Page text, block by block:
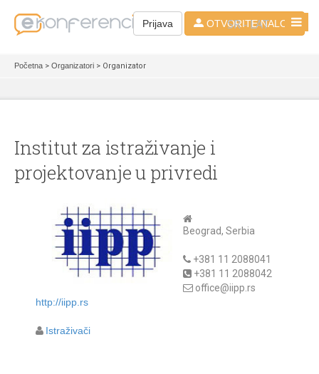
Prijava OTVORITE NALOG
SR - LAT
Početna > Organizatori > Organizator
Institut za istraživanje i
projektovanje u privredi
Beograd, Serbia
+381 11 2088041
+381 11 2088042
office@iipp.rs
http://iipp.rs
Istraživači